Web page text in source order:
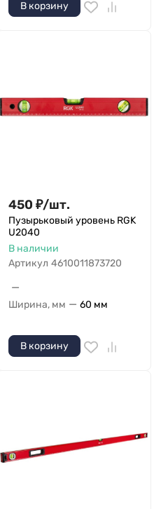
В корзину
450 ₽/шт.
Пузырьковый уровень RGK
U2040
В наличии
Артикул 4610011873720
—
Ширина, мм — 60 мм
В корзину